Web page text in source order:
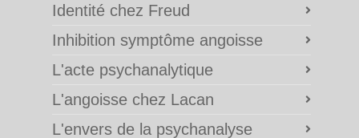
Identité chez Freud
Inhibition symptôme angoisse
L'acte psychanalytique
L'angoisse chez Lacan
L'envers de la psychanalyse